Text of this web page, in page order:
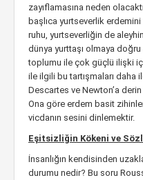
zayıflamasına neden
başlıca yurtseverlik
ruhu, yurtseverliğin de
dünya yurttaşı olmaya
toplumu ile çok güçlü ilişki
ile ilgili bu tartışmaları daha
Descartes ve Newton’a
Ona göre erdem basit
vicdanın sesini dinlemektir.
Eşitsizliğin Kökeni ve
İnsanlığın kendisinden
durumu nedir? Bu soru